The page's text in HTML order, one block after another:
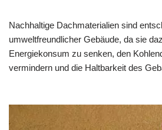
Nachhaltige Dachmaterialien sind
umweltfreundlicher Gebäude, da sie
Energiekonsum zu senken, den
vermindern und die Haltbarkeit des